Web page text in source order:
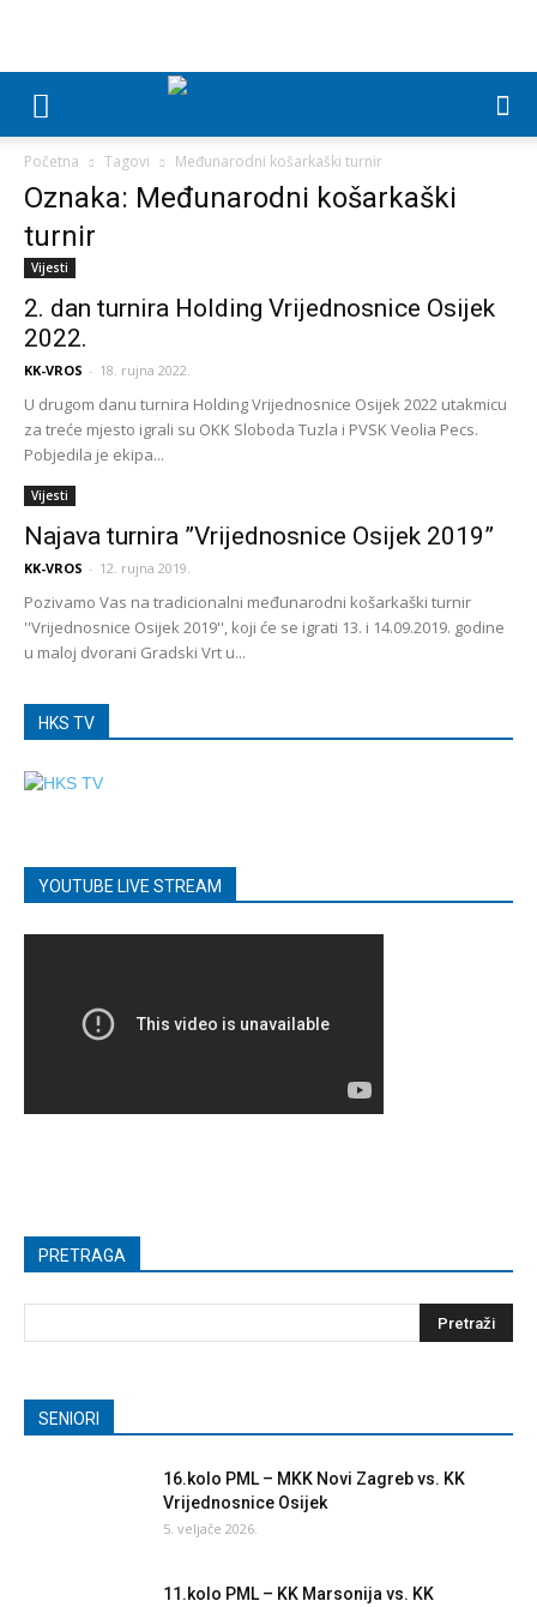
Početna Tagovi Međunarodni košarkaški turnir
Oznaka: Međunarodni košarkaški
turnir
Vijesti
2. dan turnira Holding Vrijednosnice Osijek
2022.
KK-VROS - 18. rujna 2022.
U drugom danu turnira Holding Vrijednosnice Osijek 2022 utakmicu
za treće mjesto igrali su OKK Sloboda Tuzla i PVSK Veolia Pecs.
Pobjedila je ekipa...
Vijesti
Najava turnira ”Vrijednosnice Osijek 2019”
KK-VROS - 12. rujna 2019.
Pozivamo Vas na tradicionalni međunarodni košarkaški turnir
''Vrijednosnice Osijek 2019'', koji će se igrati 13. i 14.09.2019. godine
u maloj dvorani Gradski Vrt u...
HKS TV
YOUTUBE LIVE STREAM
PRETRAGA
SENIORI
16.kolo PML – MKK Novi Zagreb vs. KK
Vrijednosnice Osijek
5. veljače 2026.
11.kolo PML – KK Marsonija vs. KK